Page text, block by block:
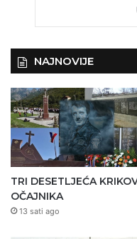
NAJNOVIJE
TRI DESETLJEĆA
OČAJNIKA
13 sati ago